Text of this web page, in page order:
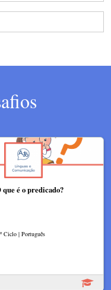
que é o predicado?
Ciclo | Português